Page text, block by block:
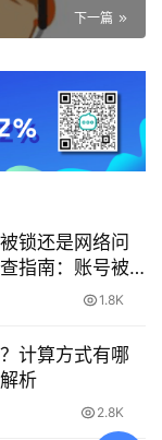
下一篇
锁还是网络问
指南：账号被
解决办法 1.8K
计算方式有哪
析
2.8K